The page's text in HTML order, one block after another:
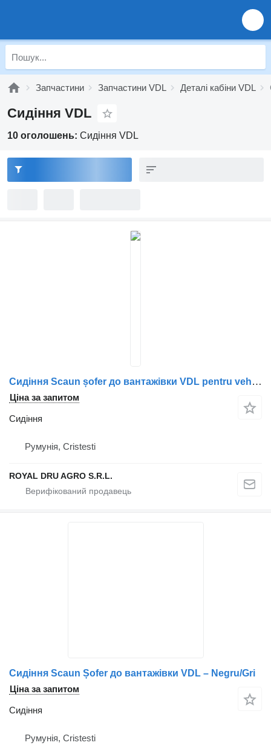
Запчастини Запчастини VDL Деталі кабіни VDL
Сидіння VDL
10 оголошень: Сидіння VDL
Сидіння Scaun șofer до вантажівки VDL pentru vehicule comerciale – model 85-52/86-52/12
Ціна за запитом
Сидіння
Румунія, Cristesti
ROYAL DRU AGRO S.R.L.
Сидіння Scaun Șofer до вантажівки VDL – Negru/Gri
Ціна за запитом
Сидіння
Румунія, Cristesti